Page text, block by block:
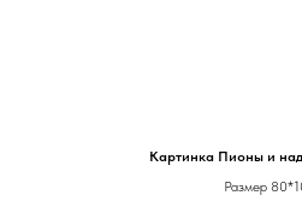
Картинка Пионы и
Размер